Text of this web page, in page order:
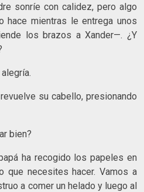
sonríe con calidez, pero algo
hace mientras le entrega unos
los brazos a Xander—. ¿Y
su cabello, presionando
bien?
ha recogido los papeles en
que necesites hacer. Vamos a
a comer un helado y luego al